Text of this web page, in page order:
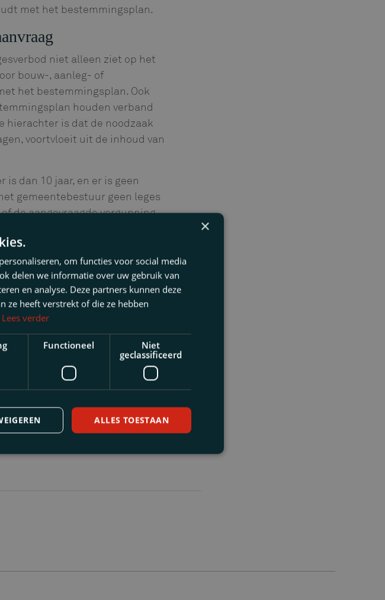
met het bestemmingsplan.
niet alleen ziet op het
bouw-, aanleg- of
het bestemmingsplan. Ook
houden verband
hierachter is dat de noodzaak
voortvloeit uit de inhoud van
dan 10 jaar, en er is geen
gemeentebestuur geen leges
de aangevraagde vergunning
dienen
te worden.
Rick Jongen , sectie Vastgoed &
×
om functies voor social media
delen we informatie over uw gebruik van
en analyse. Deze partners kunnen deze
ze heeft verstrekt of die ze hebben
Lees verder
Functioneel
Niet
geclassificeerd
ALLES TOESTAAN